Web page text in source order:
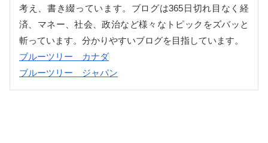
考え、書き綴っています。ブログは365日切れ目なく経
済、マネー、社会、政治など様々なトピックをズバッと
斬っています。分かりやすいブログを目指しています。
ブルーツリー カナダ
ブルーツリー ジャパン